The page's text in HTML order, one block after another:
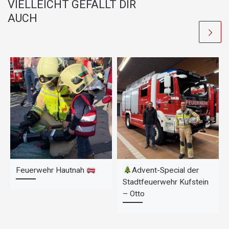
o
VIELLEICHT GEFÄLLT DIR
AUCH
Feuerwehr Hautnah
Advent-Special der
Stadtfeuerwehr Kufstein
– Otto